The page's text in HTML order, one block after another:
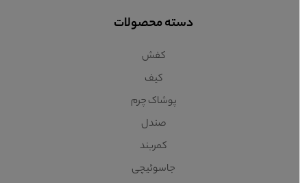
دسته محصولات
کفش
کیف
پوشاک چرم
صندل
کمربند
جاسوئیچی